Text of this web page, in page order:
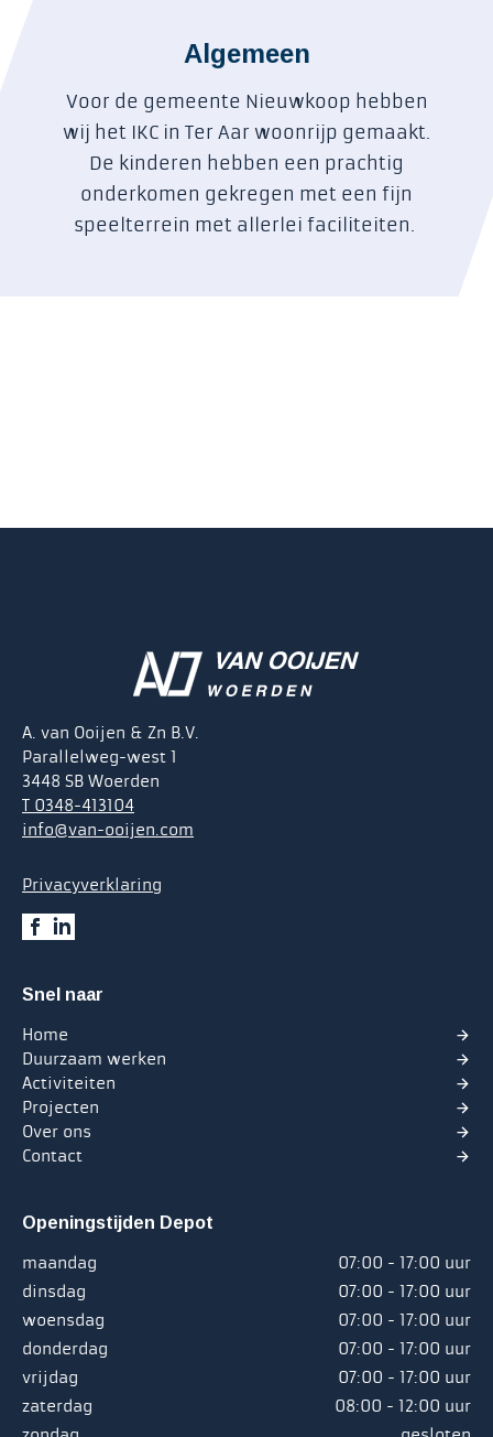
Algemeen
Voor de gemeente Nieuwkoop hebben
wij het IKC in Ter Aar woonrijp gemaakt.
De kinderen hebben een prachtig
onderkomen gekregen met een fijn
speelterrein met allerlei faciliteiten.
A. van Ooijen & Zn B.V.
Parallelweg-west 1
3448 SB Woerden
T 0348-413104
info@van-ooijen.com
Privacyverklaring
Snel naar
Home
Duurzaam werken
Activiteiten
Projecten
Over ons
Contact
Openingstijden Depot
maandag
07:00 - 17:00 uur
dinsdag
07:00 - 17:00 uur
woensdag
07:00 - 17:00 uur
donderdag
07:00 - 17:00 uur
vrijdag
07:00 - 17:00 uur
zaterdag
08:00 - 12:00 uur